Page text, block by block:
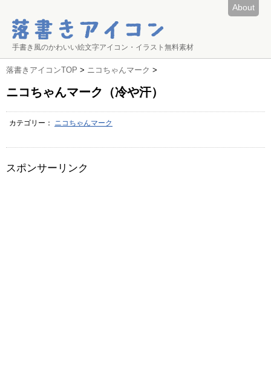
About
手書き風のかわいい絵文字アイコン・イラスト無料素材
落書きアイコンTOP > ニコちゃんマーク >
ニコちゃんマーク（冷や汗）
カテゴリー： ニコちゃんマーク
スポンサーリンク